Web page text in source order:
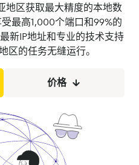
地区获取最大精度的本地数
最高1,000个端口和99%的
新IP地址和专业的技术支持
区的任务无缝运行。
价格